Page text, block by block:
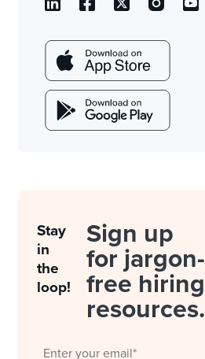
Stay
in
the
loop!
Sign up
for jargon-
free hiring
resources.